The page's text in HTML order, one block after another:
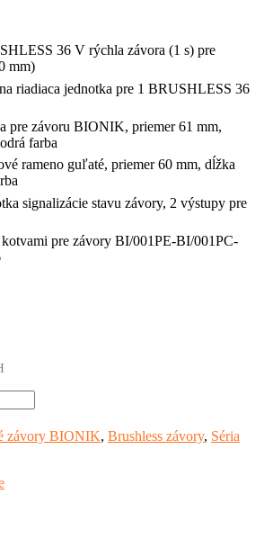
36 V rýchla závora (1 s) pre
mm)
riadiaca jednotka pre 1 BRUSHLESS 36
pre závoru BIONIK, priemer 61 mm,
farba
rameno guľaté, priemer 60 mm, dĺžka
signalizácie stavu závory, 2 výstupy pre
pre závory BI/001PE-BI/001PC-
závory BIONIK, Brushless závory, Séria